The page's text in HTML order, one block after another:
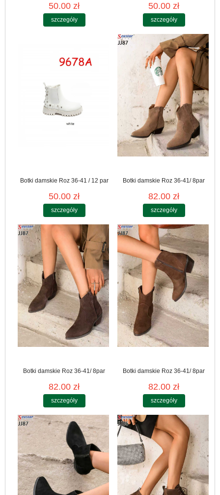
50.00 zł
szczegóły
50.00 zł
szczegóły
Botki damskie Roz 36-41 / 12 par
50.00 zł
szczegóły
Botki damskie Roz 36-41/ 8par
82.00 zł
szczegóły
Botki damskie Roz 36-41/ 8par
82.00 zł
szczegóły
Botki damskie Roz 36-41/ 8par
82.00 zł
szczegóły